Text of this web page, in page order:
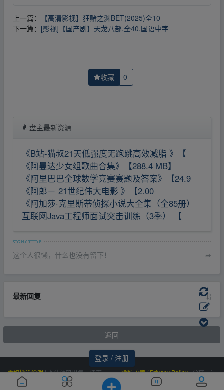
登录 / 注册
上一篇：
【高清影视】狂赌之渊BET(2025)全10
下一篇： [影视]【国产剧】天龙八部.全40.国语中字
收藏 0
盘主最新资源
《B站-猫叔21天低强度无跑跳高效减脂 》【
《阿曼达少女组歌曲合集》【288.4 MB】
《阿里巴巴全球数学竞赛赛题及答案》【24.9
《阿郎－ 21世纪伟大电影 》【2.00
《阿加莎·克里斯蒂侦探小说大全集（全85册）
互联网Java工程师面试突击训练（3季） 【
这个人很懒，什么也没有留下！ ➦
最新回复
返回
版权投诉说明|本站源码出售，请带
价邮箱联系，非诚勿扰！
隐私政策 / Privacy Policy|分享，让
资源更有价值！